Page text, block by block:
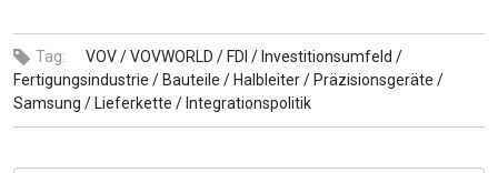
Tag: VOV /VOVWORLD / FDI / Investitionsumfeld /
Fertigungsindustrie / Bauteile / Halbleiter / Präzisionsgeräte /
Samsung / Lieferkette / Integrationspolitik